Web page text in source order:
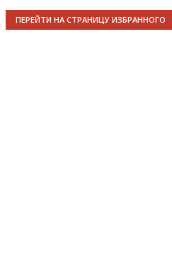
ПЕРЕЙТИ НА СТРАНИЦУ ИЗБРАННОГО